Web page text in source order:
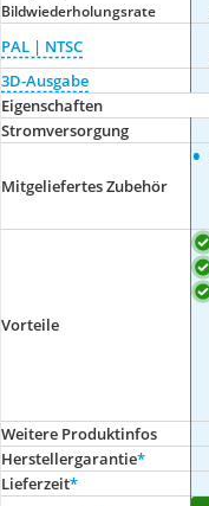
Bildwiederholungsrate
PAL | NTSC
3D-Ausgabe
Eigenschaften
Stromversorgung
Mitgeliefertes Zubehör
•
Vorteile
Weitere Produktinfos
Herstellergarantie*
Lieferzeit*